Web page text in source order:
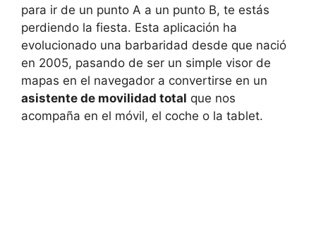
para ir de un punto A a un punto B, te estás
perdiendo la fiesta. Esta aplicación ha
evolucionado una barbaridad desde que nació
en 2005, pasando de ser un simple visor de
mapas en el navegador a convertirse en un
asistente de movilidad total que nos
acompaña en el móvil, el coche o la tablet.